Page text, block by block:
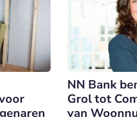
NN Bank
Grol tot
van